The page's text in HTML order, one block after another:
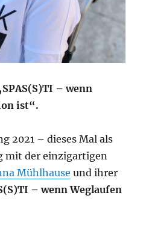
– wenn
ist“.
2021 – dieses Mal als
mit der einzigartigen
Mühlhause und ihrer
– wenn Weglaufen